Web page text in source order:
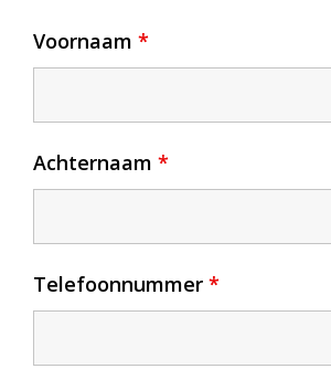
Voornaam *
Achternaam *
Telefoonnummer *